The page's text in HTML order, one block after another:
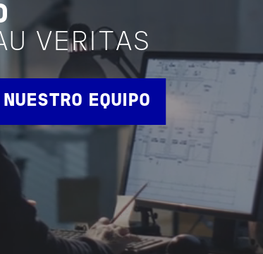
VERITAS
EQUIPO